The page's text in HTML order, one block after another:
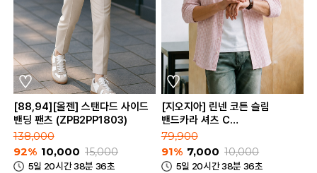
[88,94][올젠] 스탠다드 사이드
밴딩 팬츠 (ZPB2PP1803)
138,000
92% 10,000 15,000
5일 20시간 38분 36초
[지오지아] 린넨 코튼 슬림
밴드카라 셔츠 C
(AEB2WC1101_C)
79,900
91% 7,000 10,000
5일 20시간 38분 36초